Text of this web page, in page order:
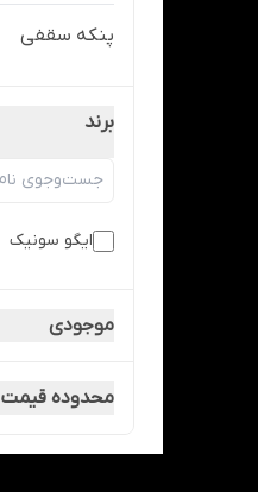
پنکه سقفی
برند
ایگو سونیک
موجودی
محدوده قیمت